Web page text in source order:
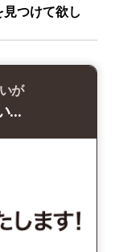
つけて欲し
が
…